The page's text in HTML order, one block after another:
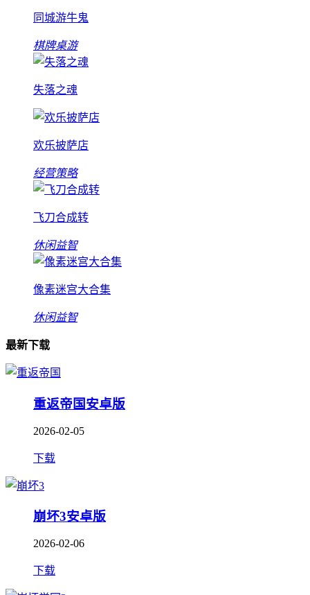
同城游牛鬼
棋牌桌游
失落之魂
欢乐披萨店
经营策略
飞刀合成转
休闲益智
像素迷宫大合集
休闲益智
最新下载
重返帝国安卓版
2026-02-05
下载
崩坏3安卓版
2026-02-06
下载